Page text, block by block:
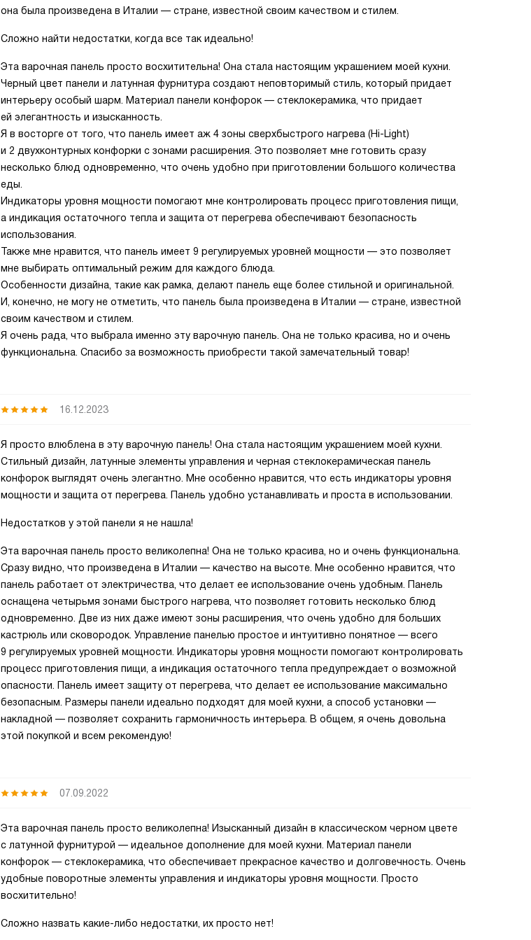
она была произведена в Италии — стране, известной своим качеством и стилем.
Сложно найти недостатки, когда все так идеально!
Эта варочная панель просто восхитительна! Она стала настоящим украшением моей кухни.
Черный цвет панели и латунная фурнитура создают неповторимый стиль, который придает
интерьеру особый шарм. Материал панели конфорок — стеклокерамика, что придает
ей элегантность и изысканность.
Я в восторге от того, что панель имеет аж 4 зоны сверхбыстрого нагрева (Hi-Light)
и 2 двухконтурных конфорки с зонами расширения. Это позволяет мне готовить сразу
несколько блюд одновременно, что очень удобно при приготовлении большого количества
еды.
Индикаторы уровня мощности помогают мне контролировать процесс приготовления пищи,
а индикация остаточного тепла и защита от перегрева обеспечивают безопасность
использования.
Также мне нравится, что панель имеет 9 регулируемых уровней мощности — это позволяет
мне выбирать оптимальный режим для каждого блюда.
Особенности дизайна, такие как рамка, делают панель еще более стильной и оригинальной.
И, конечно, не могу не отметить, что панель была произведена в Италии — стране, известной
своим качеством и стилем.
Я очень рада, что выбрала именно эту варочную панель. Она не только красива, но и очень
функциональна. Спасибо за возможность приобрести такой замечательный товар!
16.12.2023
Я просто влюблена в эту варочную панель! Она стала настоящим украшением моей кухни.
Стильный дизайн, латунные элементы управления и черная стеклокерамическая панель
конфорок выглядят очень элегантно. Мне особенно нравится, что есть индикаторы уровня
мощности и защита от перегрева. Панель удобно устанавливать и проста в использовании.
Недостатков у этой панели я не нашла!
Эта варочная панель просто великолепна! Она не только красива, но и очень функциональна.
Сразу видно, что произведена в Италии — качество на высоте. Мне особенно нравится, что
панель работает от электричества, что делает ее использование очень удобным. Панель
оснащена четырьмя зонами быстрого нагрева, что позволяет готовить несколько блюд
одновременно. Две из них даже имеют зоны расширения, что очень удобно для больших
кастрюль или сковородок. Управление панелью простое и интуитивно понятное — всего
9 регулируемых уровней мощности. Индикаторы уровня мощности помогают контролировать
процесс приготовления пищи, а индикация остаточного тепла предупреждает о возможной
опасности. Панель имеет защиту от перегрева, что делает ее использование максимально
безопасным. Размеры панели идеально подходят для моей кухни, а способ установки —
накладной — позволяет сохранить гармоничность интерьера. В общем, я очень довольна
этой покупкой и всем рекомендую!
07.09.2022
Эта варочная панель просто великолепна! Изысканный дизайн в классическом черном цвете
с латунной фурнитурой — идеальное дополнение для моей кухни. Материал панели
конфорок — стеклокерамика, что обеспечивает прекрасное качество и долговечность. Очень
удобные поворотные элементы управления и индикаторы уровня мощности. Просто
восхитительно!
Сложно назвать какие-либо недостатки, их просто нет!